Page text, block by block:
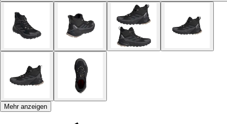
Mehr anzeigen